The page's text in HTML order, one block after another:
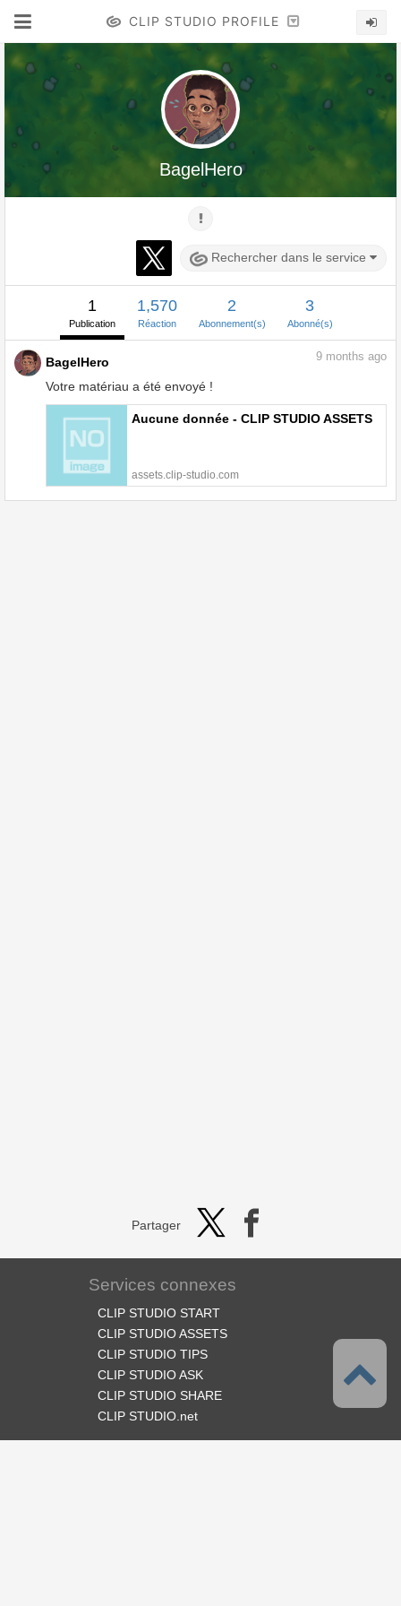
CLIP STUDIO PROFILE
BagelHero
Rechercher dans le service
1
Publication
1,570
Réaction
2
Abonnement(s)
3
Abonné(s)
BagelHero
Votre matériau a été envoyé !
9 months ago
Aucune donnée - CLIP STUDIO ASSETS
assets.clip-studio.com
Partager
Services connexes
CLIP STUDIO START
CLIP STUDIO ASSETS
CLIP STUDIO TIPS
CLIP STUDIO ASK
CLIP STUDIO SHARE
CLIP STUDIO.net